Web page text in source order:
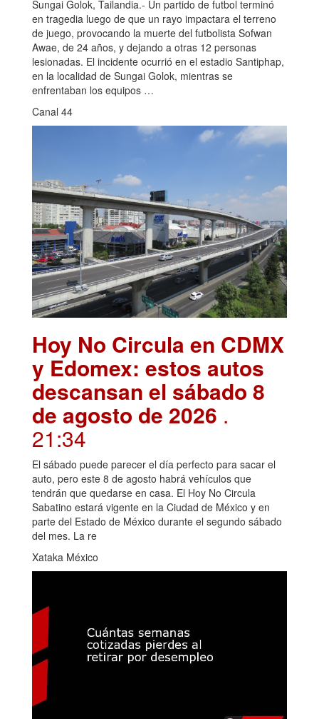
Sungai Golok, Tailandia.- Un partido de futbol terminó
en tragedia luego de que un rayo impactara el terreno
de juego, provocando la muerte del futbolista Sofwan
Awae, de 24 años, y dejando a otras 12 personas
lesionadas. El incidente ocurrió en el estadio Santiphap,
en la localidad de Sungai Golok, mientras se
enfrentaban los equipos …
Canal 44
Hoy No Circula en CDMX
y Edomex: estos autos
descansan el sábado 8
de agosto de 2026 .
21:34
El sábado puede parecer el día perfecto para sacar el
auto, pero este 8 de agosto habrá vehículos que
tendrán que quedarse en casa. El Hoy No Circula
Sabatino estará vigente en la Ciudad de México y en
parte del Estado de México durante el segundo sábado
del mes. La re
Xataka México